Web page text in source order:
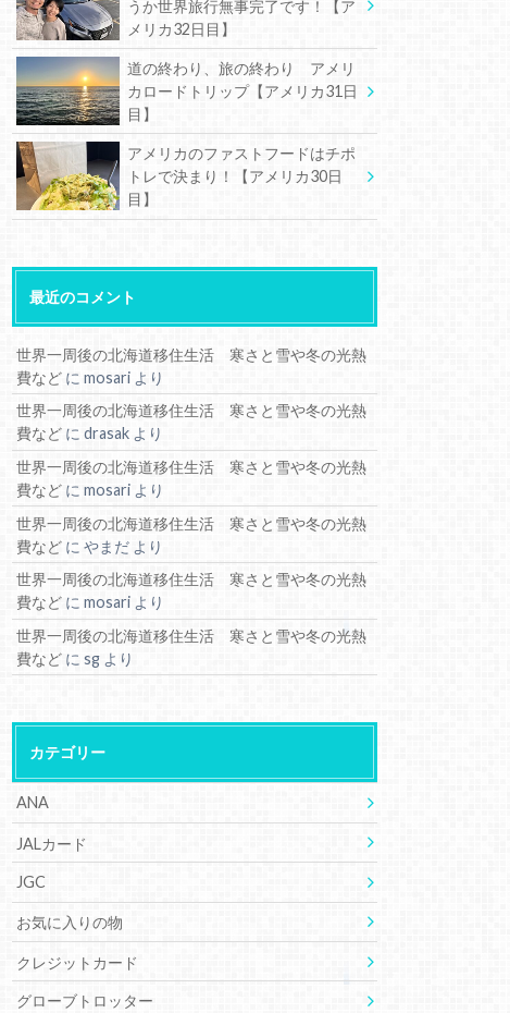
うか世界旅行無事完了です！【ア
メリカ32日目】
道の終わり、旅の終わり アメリ
カロードトリップ【アメリカ31日
目】
アメリカのファストフードはチポ
トレで決まり！【アメリカ30日
目】
最近のコメント
世界一周後の北海道移住生活 寒さと雪や冬の光熱
費など にmosari より
世界一周後の北海道移住生活 寒さと雪や冬の光熱
費など にdrasak より
世界一周後の北海道移住生活 寒さと雪や冬の光熱
費など にmosari より
世界一周後の北海道移住生活 寒さと雪や冬の光熱
費など にやまだ より
世界一周後の北海道移住生活 寒さと雪や冬の光熱
費など にmosari より
世界一周後の北海道移住生活 寒さと雪や冬の光熱
費など にsg より
カテゴリー
ANA
JALカード
JGC
お気に入りの物
クレジットカード
グローブトロッター